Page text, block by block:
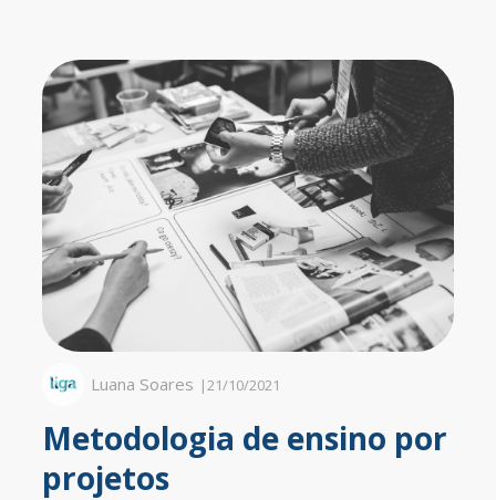
Luana Soares |21/10/2021
Metodologia de ensino por
projetos